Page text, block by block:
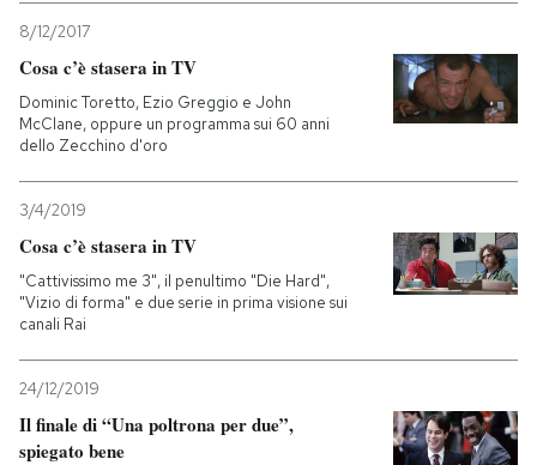
8/12/2017
Cosa c’è stasera in TV
Dominic Toretto, Ezio Greggio e John
McClane, oppure un programma sui 60 anni
dello Zecchino d'oro
3/4/2019
Cosa c’è stasera in TV
"Cattivissimo me 3", il penultimo "Die Hard",
"Vizio di forma" e due serie in prima visione sui
canali Rai
24/12/2019
Il finale di “Una poltrona per due”,
spiegato bene